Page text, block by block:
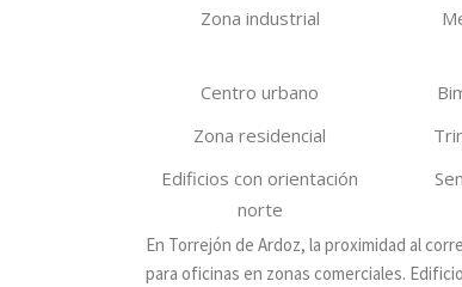
Zona industrial
Centro urbano
Zona residencial
Edificios con orientación
norte
En Torrejón de Ardoz, la proximidad al
para oficinas en zonas comerciales.